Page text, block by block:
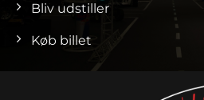
Bliv udstiller
Køb billet